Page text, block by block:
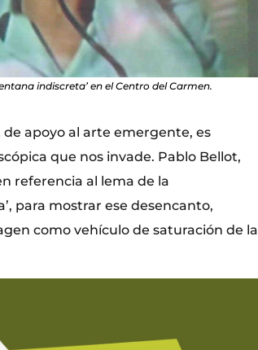
indiscreta’ en el Centro del Carmen.
de apoyo al arte emergente, es
que nos invade. Pablo Bellot,
referencia al lema de la
para mostrar ese desencanto,
como vehículo de saturación de la